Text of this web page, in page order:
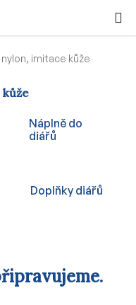
KOŠÍK
imitace kůže
kůže
Náplně do
diářů
Doplňky diářů